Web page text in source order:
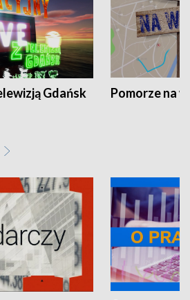
Gdańsk Pomorze na